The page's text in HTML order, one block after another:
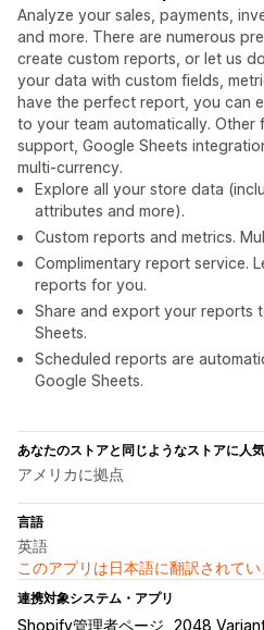
Analyze your sales, payments,
and more. There are numerous
create custom reports, or let us
your data with custom fields,
have the perfect report, you can
to your team automatically. Other
support, Google Sheets
multi-currency.
Explore all your store data
attributes and more).
Custom reports and metrics.
Complimentary report service.
reports for you.
Share and export your reports
Sheets.
Scheduled reports are
Google Sheets.
あなたのストアと同じようなストアに人気
アメリカに拠点
言語
英語
このアプリは日本語に翻訳されてい
連携対象システム・アプリ
Shopify管理者ページ 2048